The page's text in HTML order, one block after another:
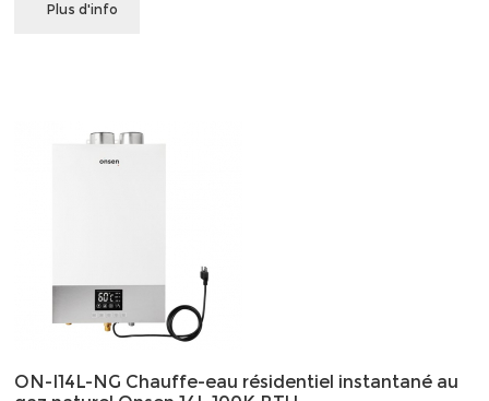
Plus d'info
ON-I14L-NG Chauffe-eau résidentiel instantané au